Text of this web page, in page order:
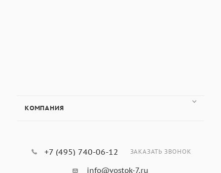
КОМПАНИЯ
+7 (495) 740-06-12 ЗАКАЗАТЬ ЗВОНОК
info@vostok-7.ru